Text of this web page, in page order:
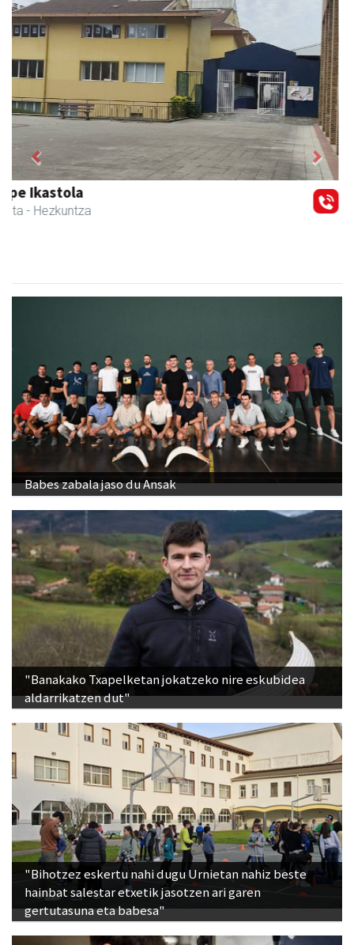
Ikasmin ikasketa zentroa
Urnieta - Ikasketa zentroak
Previous Next
Babes zabala jaso du Ansak
"Banakako Txapelketan jokatzeko nire eskubidea
aldarrikatzen dut"
"Bihotzez eskertu nahi dugu Urnietan nahiz beste
hainbat salestar etxetik jasotzen ari garen
gertutasuna eta babesa"